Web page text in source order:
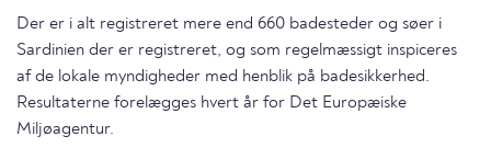
Der er i alt registreret mere end 660 badesteder og søer i
Sardinien der er registreret, og som regelmæssigt inspiceres
af de lokale myndigheder med henblik på badesikkerhed.
Resultaterne forelægges hvert år for Det Europæiske
Miljøagentur.